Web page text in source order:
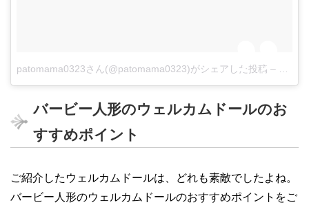
patomama0323さん(@patomama0323)がシェアした投稿 – 9月 9,
バービー人形のウェルカムドールのお
すすめポイント
ご紹介したウェルカムドールは、どれも素敵でしたよね。
バービー人形のウェルカムドールのおすすめポイントをご